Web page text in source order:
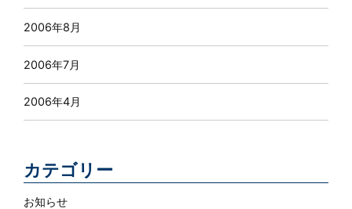
2006年8月
2006年7月
2006年4月
カテゴリー
お知らせ